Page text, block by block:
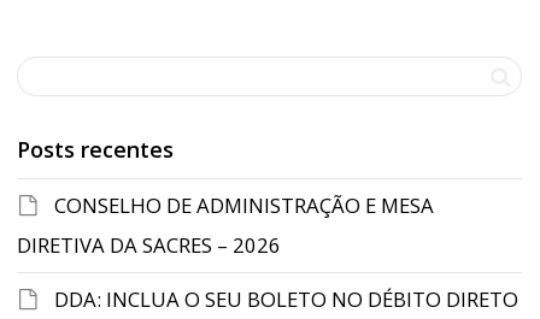
Posts recentes
CONSELHO DE ADMINISTRAÇÃO E MESA
DIRETIVA DA SACRES – 2026
DDA: INCLUA O SEU BOLETO NO DÉBITO DIRETO